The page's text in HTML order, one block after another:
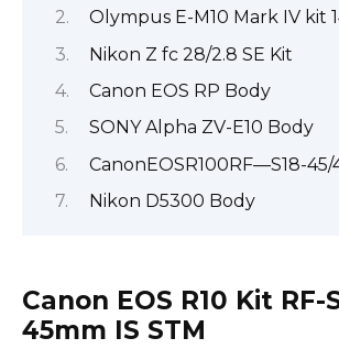
Olympus E-M10 Mark IV kit
Nikon Z fc 28/2.8 SE Kit
Canon EOS RP Body
SONY Alpha ZV-E10 Body
CanonEOSR100RF—S18-45/
Nikon D5300 Body
Canon EOS R10 Kit RF-
45mm IS STM